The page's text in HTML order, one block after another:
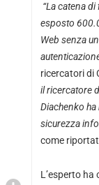
“La catena
esposto
Web senza
ricercatori di
il ricercatore
Diachenko
sicurezza
come
L’esperto